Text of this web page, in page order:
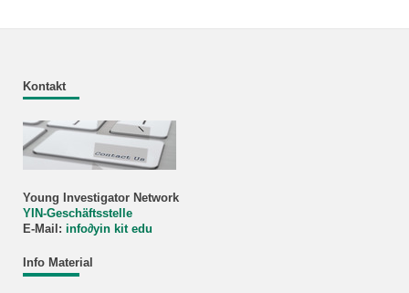
Kontakt
Young Investigator Network
YIN-Geschäftsstelle
E-Mail: info∂yin kit edu
Info Material